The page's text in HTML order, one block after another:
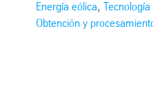
Energía eólica,
Obtención y